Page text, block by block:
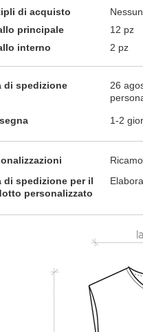
di acquisto
principale
12 pz
interno
2 pz
di spedizione
26
1-2
di spedizione per il
personalizzato